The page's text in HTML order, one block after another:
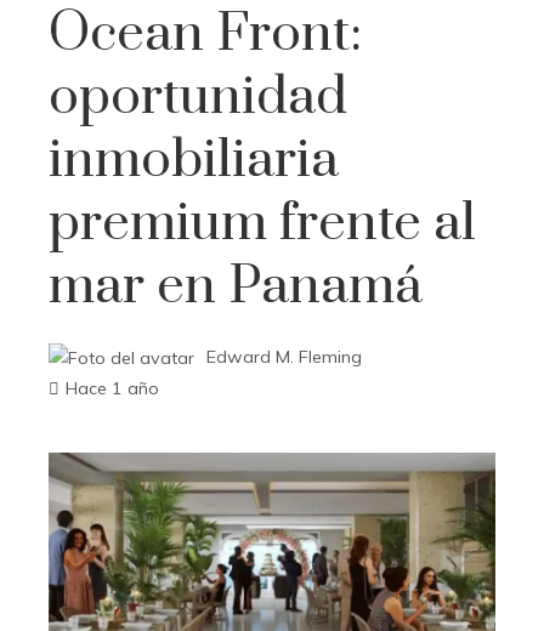
Ocean Front:
oportunidad
inmobiliaria
premium frente al
mar en Panamá
Edward M. Fleming
Hace 1 año